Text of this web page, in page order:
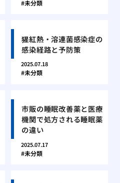
未分類
猩紅熱・溶連菌感染症の
感染経路と予防策
2025.07.18
未分類
市販の睡眠改善薬と医療
機関で処方される睡眠薬
の違い
2025.07.17
未分類